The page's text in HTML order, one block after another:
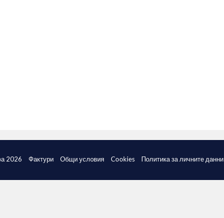
2026 Фактури Общи условия Cookies Политика за личните данни